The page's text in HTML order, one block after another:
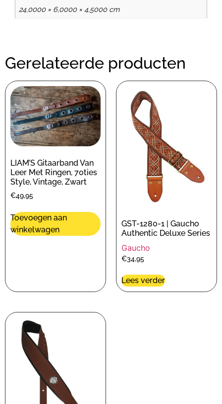
24,0000 × 6,0000 × 4,5000 cm
Gerelateerde producten
LIAM’S Gitaarband Van
Leer Met Ringen, 70ties
Style, Vintage, Zwart
€49,95
Toevoegen aan
winkelwagen
GST-1280-1 | Gaucho
Authentic Deluxe Series
Gaucho
€34,95
Lees verder